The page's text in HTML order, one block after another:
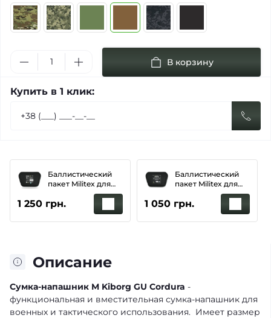
В корзину
Купить в 1 клик:
Баллистический
пакет Militex для
сумки под защиту
паха M 26,2*15,8 (2
класс защиты)
1 250 грн.
Баллистический
пакет Militex для
сумки под защиту
паха M 26,2*15,8 (1
класс защиты)
1 050 грн.
Описание
Сумка-напашник M Kiborg GU Cordura -
функциональная и вместительная сумка-напашник для
военных и тактического использования. Имеет размер